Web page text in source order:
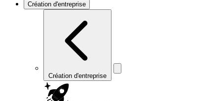
Création d'entreprise
Création d'entreprise